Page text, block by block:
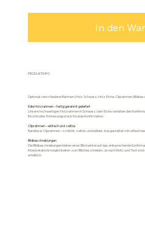
In den
PRODUKTINFO
Optional: verschiedene Rahmen (Holz Schwarz, Holz Eiche, Cliprahmen,
Edle Holzrahmen – fertig gerahmt geliefert
Unsere hochwertigen Holzrahmen in Schwarz oder Eiche verleihen den
Ein stilvolles Erinnerungsstück für jede Konfirmation.
Cliprahmen – einfach und zeitlos
Randloser Cliprahmen – schlicht, zeitlos und beliebt. Ausgestattet mit
Bildbeschreibungen
Die Bildbeschreibungen bieten einen Blickwinkel auf das entsprechende
Interpretationsmöglichkeiten zum Bild beschrieben. Je nach Motiv und Text
erhältlich.